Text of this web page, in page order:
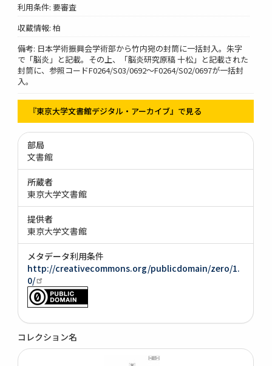
利用条件: 要審査
収蔵情報: 柏
備考: 日本学術振興会学術部から竹内宛の封筒に一括封入。朱字
で「脳炎」と記載。その上、「脳炎研究原稿 十松」と記載された
封筒に、参照コードF0264/S03/0692～F0264/S02/0697が一括封
入。
『東京大学文書館デジタル・アーカイブ』で見る
部局
文書館
所蔵者
東京大学文書館
提供者
東京大学文書館
メタデータ利用条件
http://creativecommons.org/publicdomain/zero/1.
0/
コレクション名